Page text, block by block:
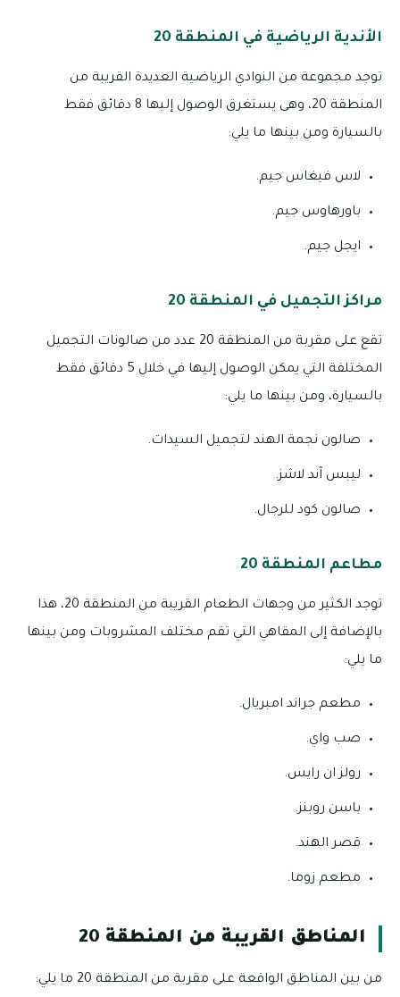
الأندية الرياضية في المنطقة 20
توجد مجموعة من النوادي الرياضية العديدة القريبة من
المنطقة 20، وهى يستغرق الوصول إليها 8 دقائق فقط
بالسيارة ومن بينها ما يلي:
لاس فيغاس جيم.
باورهاوس جيم.
ايجل جيم.
مراكز التجميل في المنطقة 20
تقع على مقربة من المنطقة 20 عدد من صالونات التجميل
المختلفة التي يمكن الوصول إليها في خلال 5 دقائق فقط
بالسيارة، ومن بينها ما يلي:
صالون نجمة الهند لتجميل السيدات.
ليبس آند لاشز.
صالون كود للرجال.
مطاعم المنطقة 20
توجد الكثير من وجهات الطعام القريبة من المنطقة 20، هذا
بالإضافة إلى المقاهي التي تقم مختلف المشروبات ومن بينها
ما يلي:
مطعم جراند امبريال.
صب واي.
رولز ان رايس.
باسن روبنز.
قصر الهند.
مطعم زوما.
المناطق القريبة من المنطقة 20
من بين المناطق الواقعة على مقربة من المنطقة 20 ما يلي: